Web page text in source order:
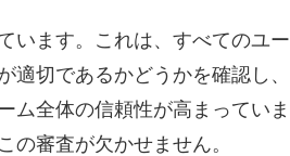
います。これは、すべてのユー
切であるかどうかを確認し、
ム全体の信頼性が高まっていま
審査が欠かせません。